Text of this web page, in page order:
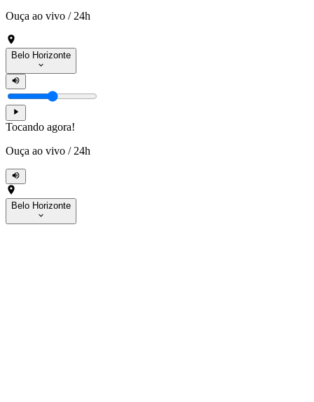
Ouça ao vivo / 24h
Belo Horizonte
Tocando agora!
Ouça ao vivo / 24h
Belo Horizonte